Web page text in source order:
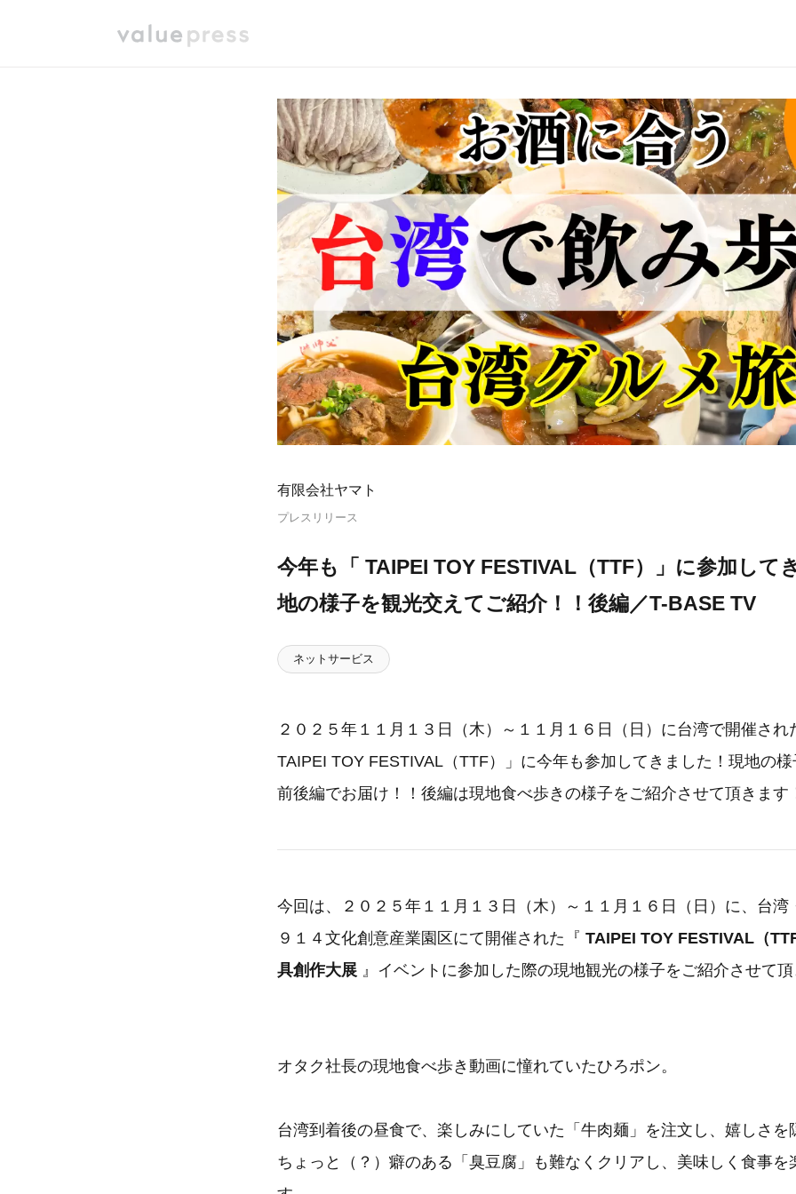
有限会社ヤマト
プレスリリース
今年も「 TAIPEI TOY FESTIVAL（TTF）」に参加して
地の様子を観光交えてご紹介！！後編／T-BASE TV
ネットサービス
２０２５年１１月１３日（木）～１１月１６日（日）に台湾で開催され
TAIPEI TOY FESTIVAL（TTF）」に今年も参加してきました！現地の
前後編でお届け！！後編は現地食べ歩きの様子をご紹介させて頂きます
今回は、２０２５年１１月１３日（木）～１１月１６日（日）に、台湾
９１４文化創意産業園区にて開催された『 TAIPEI TOY FESTIVAL（
具創作大展 』イベントに参加した際の現地観光の様子をご紹介させて
オタク社長の現地食べ歩き動画に憧れていたひろポン。
台湾到着後の昼食で、楽しみにしていた「牛肉麺」を注文し、嬉しさを
ちょっと（？）癖のある「臭豆腐」も難なくクリアし、美味しく食事を